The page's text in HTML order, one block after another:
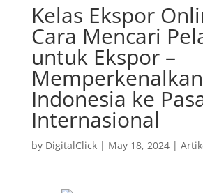
Kelas Ekspor
Cara Mencari
untuk Ekspor –
Indonesia ke
Internasional
by DigitalClick| May 18, 2024|